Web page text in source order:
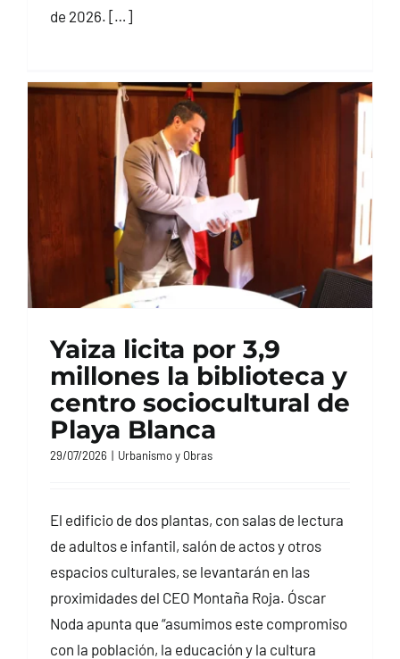
de 2026. […]
Yaiza licita por 3,9
millones la biblioteca y
centro sociocultural de
Playa Blanca
29/07/2026 | Urbanismo y Obras
El edificio de dos plantas, con salas de lectura
de adultos e infantil, salón de actos y otros
espacios culturales, se levantarán en las
proximidades del CEO Montaña Roja. Óscar
Noda apunta que “asumimos este compromiso
con la población, la educación y la cultura